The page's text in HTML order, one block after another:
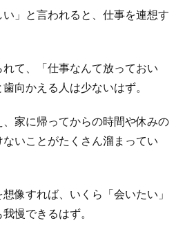
」と言われると、仕事を連想す
て、「仕事なんて放っておい
向かえる人は少ないはず。
家に帰ってからの時間や休みの
いことがたくさん溜まってい
像すれば、いくら「会いたい」
慢できるはず。